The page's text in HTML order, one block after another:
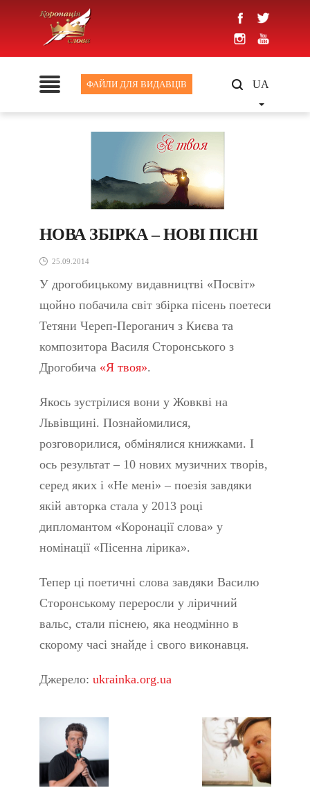
ФАЙЛИ ДЛЯ ВИДАВЦІВ UA
НОВА ЗБІРКА – НОВІ ПІСНІ
25.09.2014
У дрогобицькому видавництві «Посвіт»
щойно побачила світ збірка пісень поетеси
Тетяни Череп-Пероганич з Києва та
композитора Василя Сторонського з
Дрогобича «Я твоя».
Якось зустрілися вони у Жовкві на
Львівщині. Познайомилися,
розговорилися, обмінялися книжками. І
ось результат – 10 нових музичних творів,
серед яких і «Не мені» – поезія завдяки
якій авторка стала у 2013 році
дипломантом «Коронації слова» у
номінації «Пісенна лірика».
Тепер ці поетичні слова завдяки Василю
Сторонському переросли у ліричний
вальс, стали піснею, яка неодмінно в
скорому часі знайде і свого виконавця.
Джерело: ukrainka.org.ua